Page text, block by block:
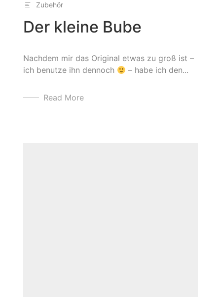
Zubehör
Der kleine Bube
Nachdem mir das Original etwas zu groß ist –
ich benutze ihn dennoch
– habe ich den...
Read More